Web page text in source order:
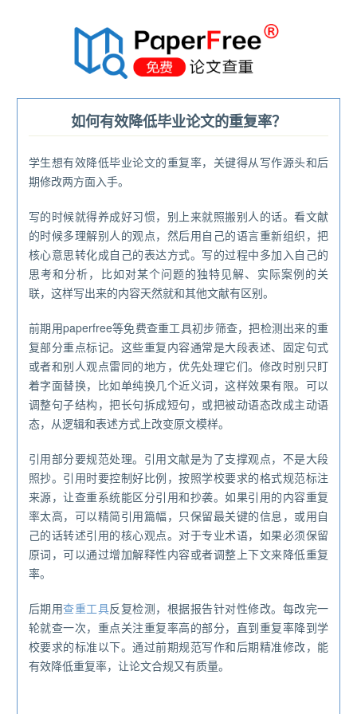
如何有效降低毕业论文的重复率？
学生想有效降低毕业论文的重复率，关键得从写作源头和后
期修改两方面入手。
写的时候就得养成好习惯，别上来就照搬别人的话。看文献
的时候多理解别人的观点，然后用自己的语言重新组织，把
核心意思转化成自己的表达方式。写的过程中多加入自己的
思考和分析，比如对某个问题的独特见解、实际案例的关
联，这样写出来的内容天然就和其他文献有区别。
前期用paperfree等免费查重工具初步筛查，把检测出来的重
复部分重点标记。这些重复内容通常是大段表述、固定句式
或者和别人观点雷同的地方，优先处理它们。修改时别只盯
着字面替换，比如单纯换几个近义词，这样效果有限。可以
调整句子结构，把长句拆成短句，或把被动语态改成主动语
态，从逻辑和表述方式上改变原文模样。
引用部分要规范处理。引用文献是为了支撑观点，不是大段
照抄。引用时要控制好比例，按照学校要求的格式规范标注
来源，让查重系统能区分引用和抄袭。如果引用的内容重复
率太高，可以精简引用篇幅，只保留最关键的信息，或用自
己的话转述引用的核心观点。对于专业术语，如果必须保留
原词，可以通过增加解释性内容或者调整上下文来降低重复
率。
后期用查重工具反复检测，根据报告针对性修改。每改完一
轮就查一次，重点关注重复率高的部分，直到重复率降到学
校要求的标准以下。通过前期规范写作和后期精准修改，能
有效降低重复率，让论文合规又有质量。